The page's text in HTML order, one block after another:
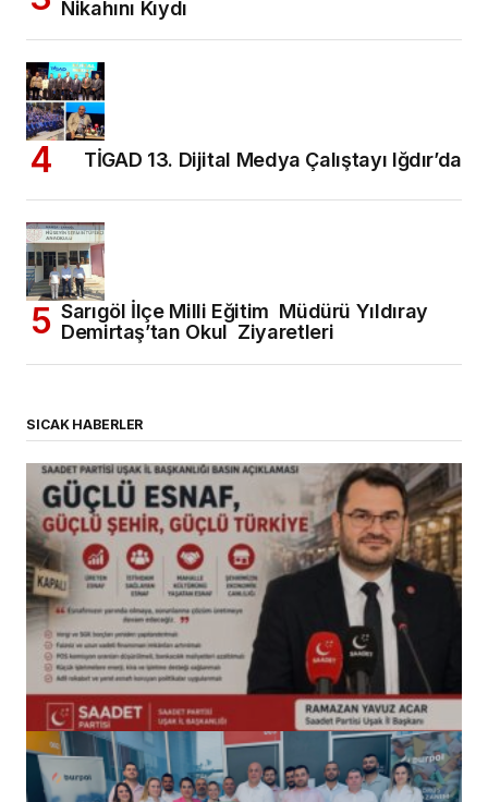
Nikahını Kıydı
TİGAD 13. Dijital Medya Çalıştayı Iğdır’da
Sarıgöl İlçe Milli Eğitim Müdürü Yıldıray
Demirtaş’tan Okul Ziyaretleri
SICAK HABERLER
(başlıksız)
Alaattin Karahan tarafından 14/07/2026